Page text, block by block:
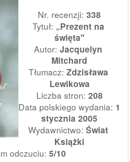
Nr. recenzji: 338
Tytuł: „Prezent na
święta"
Autor: Jacquelyn
Mitchard
Tłumacz: Zdzisława
Lewikowa
Liczba stron: 208
Data polskiego wydania: 1
stycznia 2005
Wydawnictwo: Świat
Książki
odczuciu: 5/10